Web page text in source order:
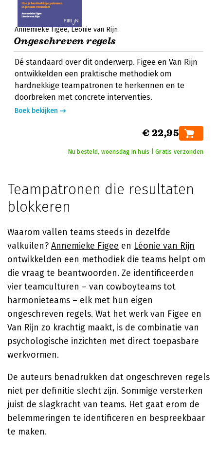
Annemieke Figee Léonie van Rijn
Ongeschreven regels
Dé standaard over dit onderwerp. Figee en Van Rijn
ontwikkelden een praktische methodiek om
hardnekkige teampatronen te herkennen en te
doorbreken met concrete interventies.
Boek bekijken
€ 22,95
Nu besteld, woensdag in huis | Gratis verzonden
Teampatronen die resultaten
blokkeren
Waarom vallen teams steeds in dezelfde
valkuilen? Annemieke Figee en Léonie van Rijn
ontwikkelden een methodiek die teams helpt om
die vraag te beantwoorden. Ze identificeerden
vier teamculturen – van cowboyteams tot
harmonieteams – elk met hun eigen
ongeschreven regels. Wat het werk van Figee en
Van Rijn zo krachtig maakt, is de combinatie van
psychologische inzichten met direct toepasbare
werkvormen.
De auteurs benadrukken dat ongeschreven regels
niet per definitie slecht zijn. Sommige versterken
juist de slagkracht van teams. Het gaat erom de
belemmeringen te identificeren en bespreekbaar
te maken.